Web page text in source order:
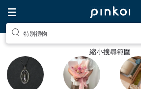
特別禮物
縮小搜尋範圍